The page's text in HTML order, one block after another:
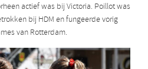
actief was bij Victoria. Poillot was
bij HDM en fungeerde vorig
van Rotterdam.